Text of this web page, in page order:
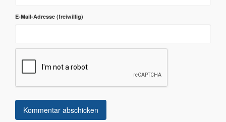
E-Mail-Adresse